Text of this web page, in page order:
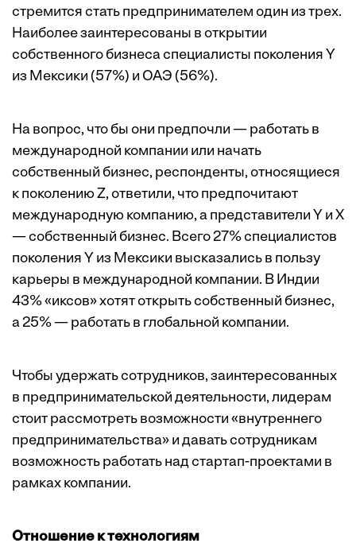
стремится стать предпринимателем один из трех.
Наиболее заинтересованы в открытии
собственного бизнеса специалисты поколения Y
из Мексики (57%) и ОАЭ (56%).
На вопрос, что бы они предпочли — работать в
международной компании или начать
собственный бизнес, респонденты, относящиеся
к поколению Z, ответили, что предпочитают
международную компанию, а представители Y и Х
— собственный бизнес. Всего 27% специалистов
поколения Y из Мексики высказались в пользу
карьеры в международной компании. В Индии
43% «иксов» хотят открыть собственный бизнес,
а 25% — работать в глобальной компании.
Чтобы удержать сотрудников, заинтересованных
в предпринимательской деятельности, лидерам
стоит рассмотреть возможности «внутреннего
предпринимательства» и давать сотрудникам
возможность работать над стартап-проектами в
рамках компании.
Отношение к технологиям